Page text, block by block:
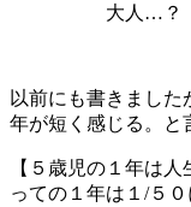
大人…？
以前にも書きました
年が短く感じる。
【５歳児の１年は
っての１年は１/５